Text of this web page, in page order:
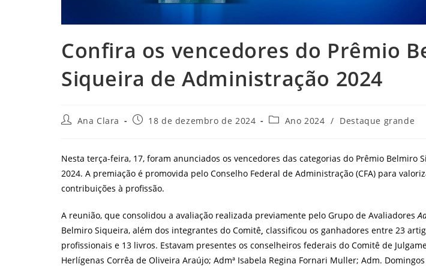
Confira os vencedores do Prêmio
Siqueira de Administração 2024
AutorAna Clara
Post18 de dezembro de 2024
Categoria
Ano 2024 / Destaque grande
Nesta terça-feira, 17, foram anunciados os vencedores das categorias do Prêmio Belmiro
2024. A premiação é promovida pelo Conselho Federal de Administração (CFA) para
contribuições à profissão.
A reunião, que consolidou a avaliação realizada previamente pelo Grupo de Avaliadores
Belmiro Siqueira, além dos integrantes do Comitê, classificou os ganhadores entre 23
profissionais e 13 livros. Estavam presentes os conselheiros federais do Comitê de
Herlígenas Corrêa de Oliveira Araújo; Admª Isabela Regina Fornari Muller; Adm. Domingos